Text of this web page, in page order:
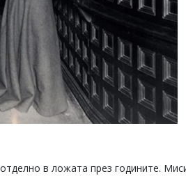
в ложата през годините.